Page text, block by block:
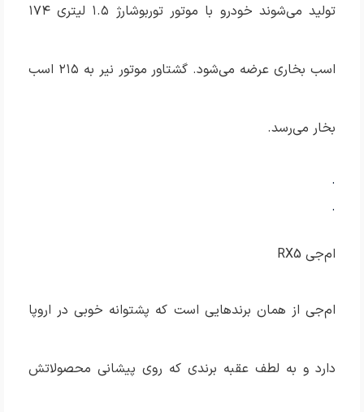
تولید می‌شوند خودرو با موتور توربوشارژ ۱.۵ لیتری ۱۷۴
اسب بخاری عرضه می‌شود. گشتاور موتور نیر به ۲۱۵ اسب
بخار می‌رسد.
.
.
ام‌جی RX5
ام‌جی از همان برند‌هایی است که پشتوانه خوبی در اروپا
دارد و به لطف عقبه برندی که روی پیشانی محصولاتش